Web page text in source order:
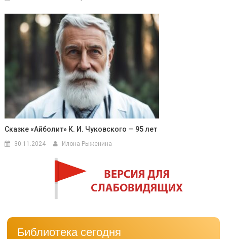
Сказке «Айболит» К. И. Чуковского — 95 лет
30.11.2024 Илона Рыженина
Библиотека сегодня